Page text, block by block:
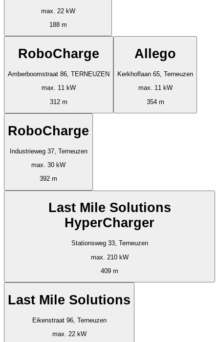
max. 22 kW
188 m
RoboCharge
Amberboomstraat 86, TERNEUZEN
max. 11 kW
312 m
Allego
Kerkhoflaan 65, Terneuzen
max. 11 kW
354 m
RoboCharge
Industrieweg 37, Terneuzen
max. 30 kW
392 m
Last Mile Solutions
HyperCharger
Stationsweg 33, Terneuzen
max. 210 kW
409 m
Last Mile Solutions
Eikenstraat 96, Terneuzen
max. 22 kW